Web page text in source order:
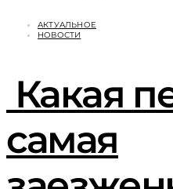
АКТУАЛЬНОЕ
НОВОСТИ
Какая
самая